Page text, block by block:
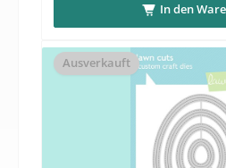
In den
Ausverkauft